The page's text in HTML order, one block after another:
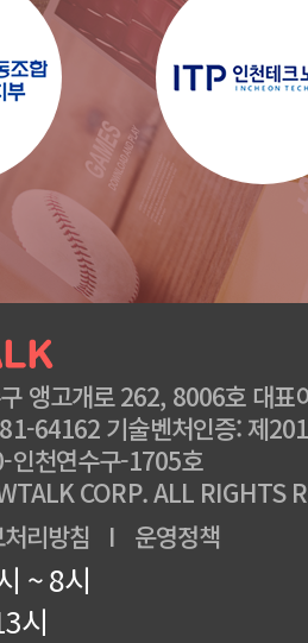
앵고개로 262, 8006호 대표
64162 기술벤처인증: 제
인천연수구-1705호
CORP. ALL RIGHTS
리방침 I 운영정책
~ 8시
시